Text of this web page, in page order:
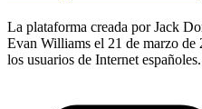
La plataforma creada por Jack
Evan Williams el 21 de marzo
los usuarios de Internet españoles.